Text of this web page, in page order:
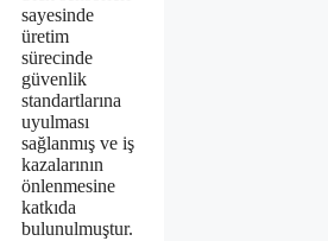
sayesinde
üretim
sürecinde
güvenlik
standartlarına
uyulması
sağlanmış ve iş
kazalarının
önlenmesine
katkıda
bulunulmuştur.